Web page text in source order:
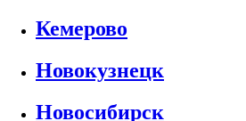
Кемерово
Новокузнецк
Новосибирск